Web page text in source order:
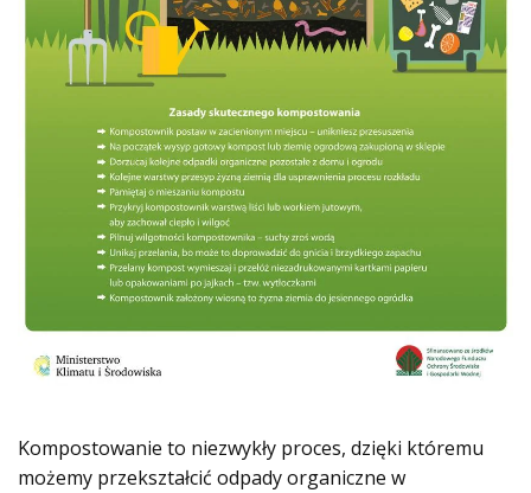
Kompostowanie to niezwykły proces, dzięki któremu
możemy przekształcić odpady organiczne w